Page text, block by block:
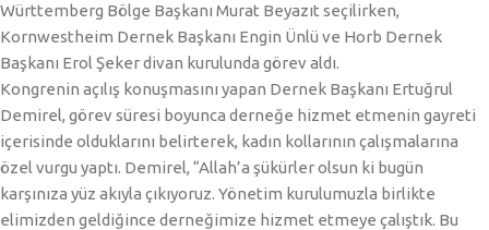
Württemberg Bölge Başkanı Murat Beyazıt seçilirken,
Kornwestheim Dernek Başkanı Engin Ünlü ve Horb Dernek
Başkanı Erol Şeker divan kurulunda görev aldı.
Kongrenin açılış konuşmasını yapan Dernek Başkanı Ertuğrul
Demirel, görev süresi boyunca derneğe hizmet etmenin gayreti
içerisinde olduklarını belirterek, kadın kollarının çalışmalarına
özel vurgu yaptı. Demirel, “Allah’a şükürler olsun ki bugün
karşınıza yüz akıyla çıkıyoruz. Yönetim kurulumuzla birlikte
elimizden geldiğince derneğimize hizmet etmeye çalıştık. Bu